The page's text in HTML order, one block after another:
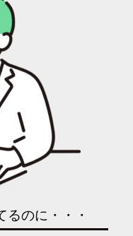
るのに・・・